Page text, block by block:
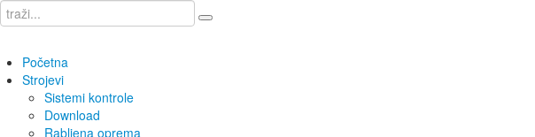
Početna
Strojevi
Sistemi kontrole
Download
Rabljena oprema